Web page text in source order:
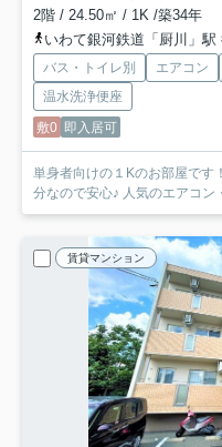
2階 / 24.50㎡ / 1K /築34年
いわて銀河鉄道「厨川」駅
バス・トイレ別 エアコン
温水洗浄便座
敷0 即入居可
単身者向けの１Kのお部屋です！ お車がない方でも、バス停まで徒歩2
分なので安心♪ 人気の
賃貸マンション